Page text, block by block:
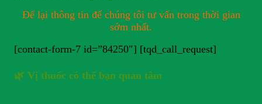
Để lại thông tin để chúng tôi tư vấn trong thời gian
sớm nhất.
[contact-form-7 id=”84250″] [tqd_call_request]
🌿 Vị thuốc có thể bạn quan tâm